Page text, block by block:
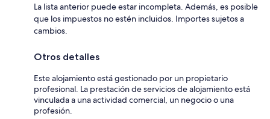
La lista anterior puede estar incompleta. Además, es posible
que los impuestos no estén incluidos. Importes sujetos a
cambios.
Otros detalles
Este alojamiento está gestionado por un propietario
profesional. La prestación de servicios de alojamiento está
vinculada a una actividad comercial, un negocio o una
profesión.